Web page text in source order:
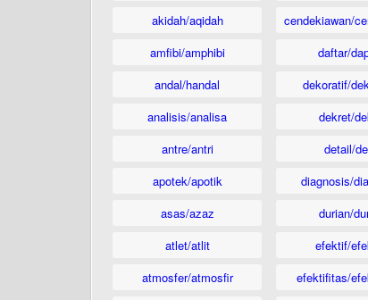
akidah/aqidah
amfibi/amphibi
andal/handal
analisis/analisa
antre/antri
apotek/apotik
asas/azaz
atlet/atlit
atmosfer/atmosfir
cendekiawan/
daftar/
dekoratif/
dekret/
detail/
diagnosis/
durian/
efektif/
efektifitas/